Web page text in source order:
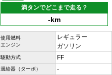
満タンでどこまで走る？
-km
使用燃料
エンジン
レギュラー
ガソリン
駆動方式 FF
過給器（ターボ） -